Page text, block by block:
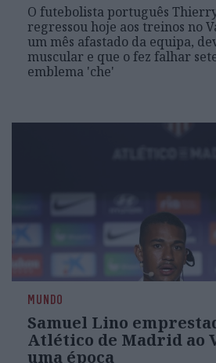
O futebolista português
regressou hoje aos treinos no
um mês afastado da equipa,
muscular e que o fez falhar
emblema 'che'
MUNDO
Samuel Lino
Atlético de Madrid ao
uma época